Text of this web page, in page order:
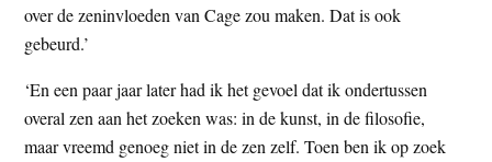
over de zeninvloeden van Cage zou maken. Dat is ook
gebeurd.’
‘En een paar jaar later had ik het gevoel dat ik ondertussen
overal zen aan het zoeken was: in de kunst, in de filosofie,
maar vreemd genoeg niet in de zen zelf. Toen ben ik op zoek